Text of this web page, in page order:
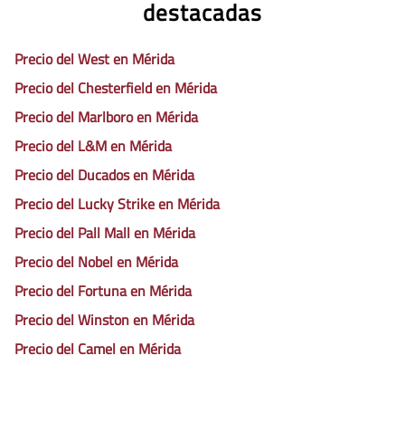
destacadas
Precio del West en Mérida
Precio del Chesterfield en Mérida
Precio del Marlboro en Mérida
Precio del L&M en Mérida
Precio del Ducados en Mérida
Precio del Lucky Strike en Mérida
Precio del Pall Mall en Mérida
Precio del Nobel en Mérida
Precio del Fortuna en Mérida
Precio del Winston en Mérida
Precio del Camel en Mérida